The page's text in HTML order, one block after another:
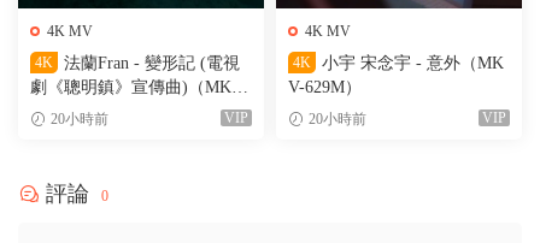
4K MV
4K
法蘭Fran - 變形記 (電視
劇《聰明鎮》宣傳曲)（MKV-
205M）
20小時前 VIP
4K MV
4K
小宇 宋念宇 - 意外（MK
V-629M）
20小時前 VIP
評論 0